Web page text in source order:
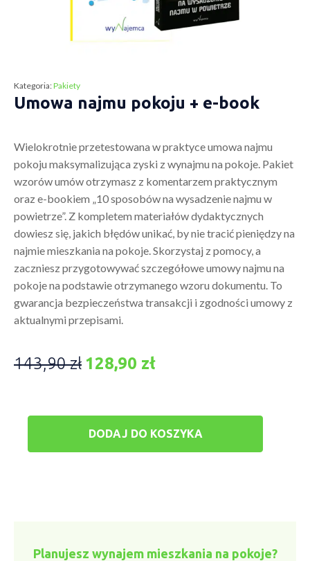
Kategoria:Pakiety
Umowa najmu pokoju + e-book
Wielokrotnie przetestowana w praktyce umowa najmu
pokoju maksymalizująca zyski z wynajmu na pokoje. Pakiet
wzorów umów otrzymasz z komentarzem praktycznym
oraz e-bookiem „10 sposobów na wysadzenie najmu w
powietrze”. Z kompletem materiałów dydaktycznych
dowiesz się, jakich błędów unikać, by nie tracić pieniędzy na
najmie mieszkania na pokoje. Skorzystaj z pomocy, a
zaczniesz przygotowywać szczegółowe umowy najmu na
pokoje na podstawie otrzymanego wzoru dokumentu. To
gwarancja bezpieczeństwa transakcji i zgodności umowy z
aktualnymi przepisami.
143,90zł
Pierwotna
wynosiła:
128,90 zł
Aktualna
wynosi:
Umowa
DODAJ DO KOSZYKA
Planujesz wynajem mieszkania na pokoje?